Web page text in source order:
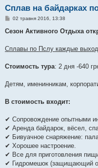
Сплав на байдарках
П
в
о
м
е
я
02 травня 2016, 13:38
Сезон Активного Отдыха
Сплавы по Пслу каждые
Стоимость тура: 2 дня -640
Детям, именинникам,
В стоимость входит:
✔ Сопровождение опытными
✔ Аренда байдарок, вёсел,
✔ Бивуачное снаряжение:
✔ Хорошее настроение.
✔ Все для приготовления
✔ Гидромешок (защищающий